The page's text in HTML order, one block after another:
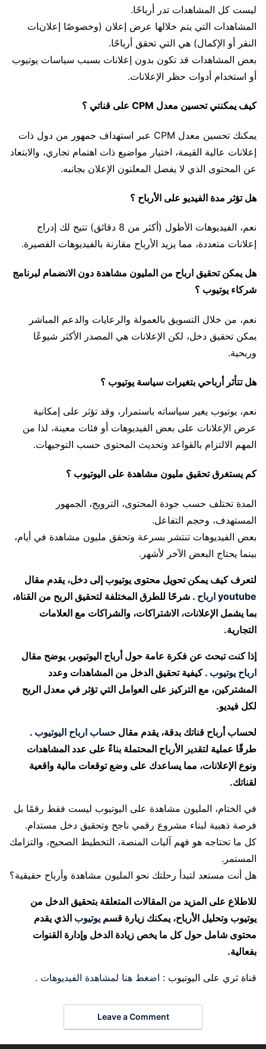
ليست كل المشاهدات تدر أرباحًا.
المشاهدات التي يتم خلالها عرض إعلان (وخصوصًا إعلانات
النقر أو الإكمال) هي التي تحقق أرباحًا.
بعض المشاهدات قد تكون بدون إعلانات بسبب سياسات يوتيوب
أو استخدام أدوات حظر الإعلانات.
كيف يمكنني تحسين معدل CPM على قناتي ؟
يمكنك تحسين معدل CPM عبر استهداف جمهور من دول ذات
إعلانات عالية القيمة، اختيار مواضيع ذات اهتمام تجاري، والابتعاد
عن المحتوى الذي لا يفضل المعلنون الإعلان بجانبه.
هل تؤثر مدة الفيديو على الأرباح ؟
نعم، الفيديوهات الأطول (أكثر من 8 دقائق) تتيح لك إدراج
إعلانات متعددة، مما يزيد الأرباح مقارنة بالفيديوهات القصيرة.
هل يمكن تحقيق ارباح من المليون مشاهدة دون الانضمام لبرنامج
شركاء يوتيوب ؟
نعم، من خلال التسويق بالعمولة والرعايات والدعم المباشر
يمكن تحقيق دخل، لكن الإعلانات هي المصدر الأكثر شيوعًا
وربحية.
هل تتأثر أرباحي بتغيرات سياسة يوتيوب ؟
نعم، يوتيوب يغير سياساته باستمرار، وقد تؤثر على إمكانية
عرض الإعلانات على بعض الفيديوهات أو فئات معينة، لذا من
المهم الالتزام بالقواعد وتحديث المحتوى حسب التوجيهات.
كم يستغرق تحقيق مليون مشاهدة على اليوتيوب ؟
المدة تختلف حسب جودة المحتوى، الترويج، الجمهور
المستهدف، وحجم التفاعل.
بعض الفيديوهات تنتشر بسرعة وتحقق مليون مشاهدة في أيام،
بينما يحتاج البعض الآخر لأشهر.
لتعرف كيف يمكن تحويل محتوى يوتيوب إلى دخل، يقدم مقال
youtube ارباح
. شرحًا للطرق المختلفة لتحقيق الربح من القناة،
بما يشمل الإعلانات، الاشتراكات، والشراكات مع العلامات
التجارية.
إذا كنت تبحث عن فكرة عامة حول أرباح اليوتيوبر، يوضح مقال
ارباح يوتيوب . كيفية تحقيق الدخل من المشاهدات وعدد
المشتركين، مع التركيز على العوامل التي تؤثر في معدل الربح
لكل فيديو.
لحساب أرباح قناتك بدقة، يقدم مقال حساب ارباح اليوتيوب .
طرقًا عملية لتقدير الأرباح المحتملة بناءً على عدد المشاهدات
ونوع الإعلانات، مما يساعدك على وضع توقعات مالية واقعية
لقناتك.
في الختام، المليون مشاهدة على اليوتيوب ليست فقط رقمًا بل
فرصة ذهبية لبناء مشروع رقمي ناجح وتحقيق دخل مستدام.
كل ما تحتاجه هو فهم آليات المنصة، التخطيط الصحيح، والتزامك
المستمر.
هل أنت مستعد لتبدأ رحلتك نحو المليون مشاهدة وأرباح حقيقية؟
للاطلاع على المزيد من المقالات المتعلقة بتحقيق الدخل من
يوتيوب وتحليل الأرباح، يمكنك زيارة قسم يوتيوب الذي يقدم
محتوى شامل حول كل ما يخص زيادة الدخل وإدارة القنوات
بفعالية.
قناة ثري على اليوتيوب : اضغط هنا لمشاهدة الفيديوهات .
Leave a Comment